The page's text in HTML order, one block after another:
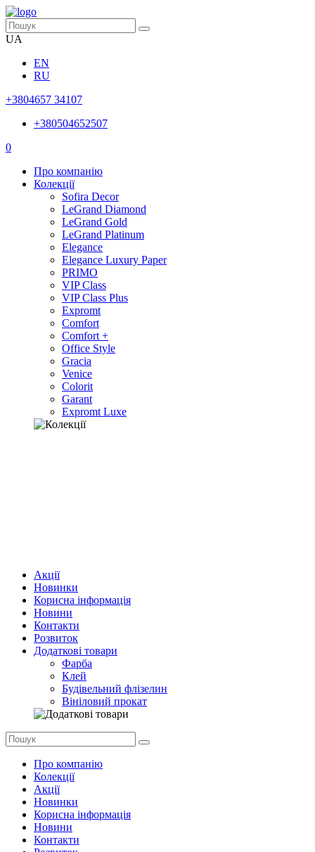
UA
EN
RU
+3804657 34107
+380504652507
0
Про компанію
Колекції
Sofira Decor
LeGrand Diamond
LeGrand Gold
LeGrand Platinum
Elegance
Elegance Luxury Paper
PRIMO
VIP Class
VIP Class Plus
Expromt
Comfort
Comfort +
Office Style
Gracia
Venice
Colorit
Garant
Expromt Luxe
Акції
Новинки
Корисна інформація
Новини
Контакти
Розвиток
Додаткові товари
Фарба
Клей
Будівельний флізелин
Вініловий прокат
Про компанію
Колекції
Акції
Новинки
Корисна інформація
Новини
Контакти